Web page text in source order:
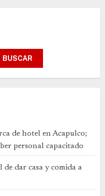
BUSCAR
de hotel en Acapulco;
personal capacitado
dar casa y comida a